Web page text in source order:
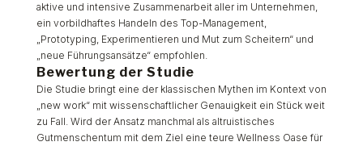
aktive und intensive Zusammenarbeit aller im Unternehmen,
ein vorbildhaftes Handeln des Top-Management,
„Prototyping, Experimentieren und Mut zum Scheitern“ und
„neue Führungsansätze“ empfohlen.
Bewertung der Studie
Die Studie bringt eine der klassischen Mythen im Kontext von
„new work“ mit wissenschaftlicher Genauigkeit ein Stück weit
zu Fall. Wird der Ansatz manchmal als altruistisches
Gutmenschentum mit dem Ziel eine teure Wellness Oase für